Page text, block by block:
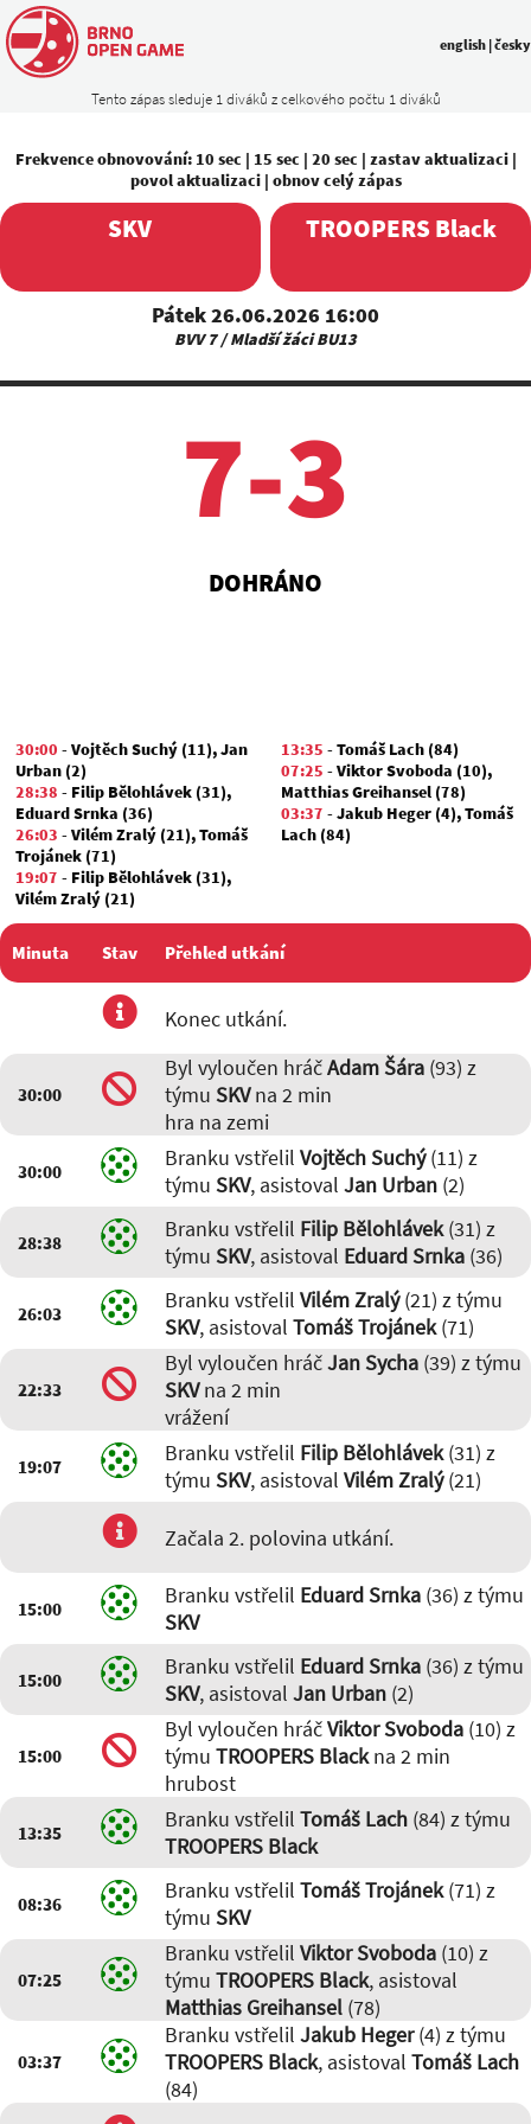
Tento zápas sleduje 1 diváků z celkového počtu 1 diváků
english |česky
Frekvence obnovování: 10 sec | 15 sec | 20 sec | zastav aktualizaci|
povol aktualizaci| obnov celý zápas
SKV
Pátek 26.06.2026 16:00
BVV 7 / Mladší žáci BU13
TROOPERS Black
7-3
DOHRÁNO
30:00 -Vojtěch Suchý (11),Jan
Urban (2)
28:38 - Filip Bělohlávek (31),
Eduard Srnka (36)
26:03 -Vilém Zralý (21),Tomáš
Trojánek (71)
19:07 - Filip Bělohlávek (31),
Vilém Zralý (21)
15:00-Eduard Srnka (36),Jan
Urban (2)
15:00-
Eduard Srnka (36)
08:36-Tomáš Trojánek (71)
13:35 -Tomáš Lach (84)
07:25 -Viktor Svoboda (10),
Matthias Greihansel (78)
03:37 -Jakub Heger (4),Tomáš
Lach (84)
Minuta Stav Přehled utkání
Konec utkání.
30:00
Byl vyloučen hráčAdam Šára(93) z
týmu SKVna 2 min
hra na zemi
30:00 Branku vstřelil Vojtěch Suchý(11) z
týmu SKV, asistoval Jan Urban(2)
28:38 Branku vstřelil Filip Bělohlávek(31) z
týmu SKV, asistoval Eduard Srnka(36)
26:03 Branku vstřelil Vilém Zralý(21) z týmu
SKV, asistoval Tomáš Trojánek(71)
22:33
Byl vyloučen hráčJan Sycha(39) z týmu
SKVna 2 min
vrážení
19:07 Branku vstřelil Filip Bělohlávek(31) z
týmu SKV, asistoval Vilém Zralý(21)
Začala 2. polovina utkání.
15:00 Branku vstřelil Eduard Srnka(36) z týmu
SKV
15:00 Branku vstřelil Eduard Srnka(36) z týmu
SKV, asistoval Jan Urban(2)
15:00
Byl vyloučen hráčViktor Svoboda(10) z
týmu TROOPERS Blackna 2 min
hrubost
13:35 Branku vstřelil Tomáš Lach(84) z týmu
TROOPERS Black
08:36 Branku vstřelil Tomáš Trojánek(71) z
týmu SKV
07:25
Branku vstřelil Viktor Svoboda(10) z
týmu TROOPERS Black, asistoval
Matthias Greihansel(78)
03:37
Branku vstřelil Jakub Heger(4) z týmu
TROOPERS Black, asistoval Tomáš Lach
(84)